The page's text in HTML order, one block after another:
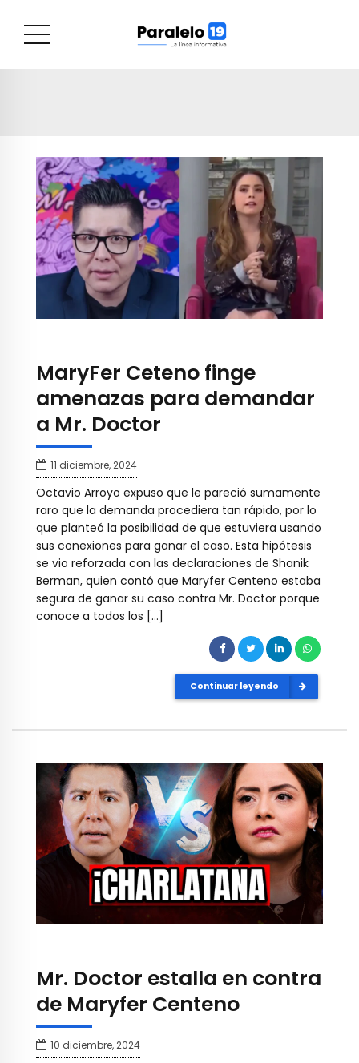
MaryFer Ceteno finge
amenazas para demandar
a Mr. Doctor
11 diciembre, 2024
Octavio Arroyo expuso que le pareció sumamente
raro que la demanda procediera tan rápido, por lo
que planteó la posibilidad de que estuviera usando
sus conexiones para ganar el caso. Esta hipótesis
se vio reforzada con las declaraciones de Shanik
Berman, quien contó que Maryfer Centeno estaba
segura de ganar su caso contra Mr. Doctor porque
conoce a todos los […]
Continuar leyendo
Mr. Doctor estalla en contra
de Maryfer Centeno
10 diciembre, 2024